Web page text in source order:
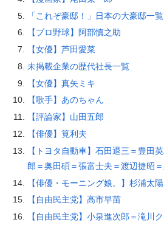
「これぞ豪邸！」日本の大豪邸一覧
【プロ野球】阿部慎之助
【女優】芦田愛菜
未掲載企業の歴代社長一覧
【女優】真矢ミキ
【歌手】あのちゃん
【評論家】山田五郎
【俳優】筧利夫
【トヨタ自動車】石田退三＝豊田
郎＝奥田碩＝張富士夫＝渡辺捷昭
【俳優・モーニング娘。】杉浦太
【自由民主党】高市早苗
【自由民主党】小泉進次郎＝滝川